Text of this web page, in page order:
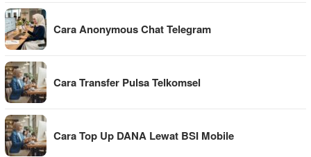
Cara Anonymous Chat Telegram
Cara Transfer Pulsa Telkomsel
Cara Top Up DANA Lewat BSI Mobile